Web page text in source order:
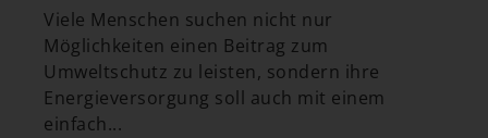
Viele Menschen suchen nicht nur
Möglichkeiten einen Beitrag zum
Umweltschutz zu leisten, sondern ihre
Energieversorgung soll auch mit einem
einfach...